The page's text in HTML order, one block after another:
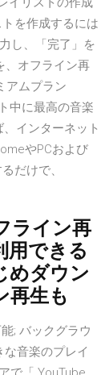
を作成するには
し、「完了」を
、オフライン再
アムプラン
中に最高の音楽
インターネット
やPCおよび
だけで、
ライン再
用できる
めダウン
再生も
; バックグラウ
音楽のプレイ